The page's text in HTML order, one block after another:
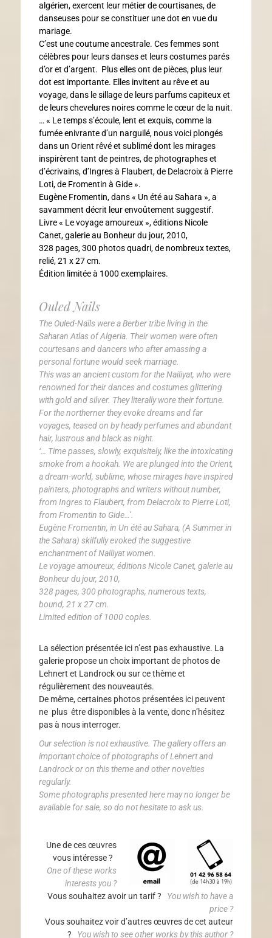
algérien, exercent leur métier de courtisanes, de
danseuses pour se constituer une dot en vue du
mariage.
C’est une coutume ancestrale. Ces femmes sont
célèbres pour leurs danses et leurs costumes parés
d’or et d’argent. Plus elles ont de pièces, plus leur
dot est importante. Elles invitent au rêve et au
voyage, dans le sillage de leurs parfums capiteux et
de leurs chevelures noires comme le cœur de la nuit.
… « Le temps s’écoule, lent et exquis, comme la
fumée enivrante d’un narguilé, nous voici plongés
dans un Orient rêvé et sublimé dont les mirages
inspirèrent tant de peintres, de photographes et
d’écrivains, d’Ingres à Flaubert, de Delacroix à Pierre
Loti, de Fromentin à Gide ».
Eugène Fromentin, dans « Un été au Sahara », a
savamment décrit leur envoûtement suggestif.
Livre « Le voyage amoureux », éditions Nicole
Canet, galerie au Bonheur du jour, 2010,
328 pages, 300 photos quadri, de nombreux textes,
relié, 21 x 27 cm.
Édition limitée à 1000 exemplaires.
Ouled Nails
The Ouled-Naïls were a Berber tribe living in the
Saharan Atlas of Algeria. Their women were often
courtesans and dancers who after amassing a
personal fortune would seek marriage.
This was an ancient custom for the Nailiyat, who were
renowned for their dances and costumes glittering
with gold and silver. They literally wore their fortune.
For the northerner they evoke dreams and far
voyages, teased on by heady perfumes and abundant
hair, lustrous and black as night.
‘… Time passes, slowly, exquisitely, like the intoxicating
smoke from a hookah. We are plunged into the Orient,
a dream-world, sublime, whose mirages have inspired
painters, photographs and writers without number,
from Ingres to Flaubert, from Delacroix to Pierre Loti,
from Fromentin to Gide…’.
Eugène Fromentin, in Un été au Sahara, (A Summer in
the Sahara) skilfully evoked the suggestive
enchantment of Nailiyat women.
Le voyage amoureux, éditions Nicole Canet, galerie au
Bonheur du jour, 2010,
328 pages, 300 photographs, numerous texts,
bound, 21 x 27 cm.
Limited edition of 1000 copies.
La sélection présentée ici n’est pas exhaustive. La
galerie propose un choix important de photos de
Lehnert et Landrock ou sur ce thème et
régulièrement des nouveautés.
De même, certaines photos présentées ici peuvent
ne plus être disponibles à la vente, donc n’hésitez
pas à nous interroger.
Our selection is not exhaustive. The gallery offers an
important choice of photographs of Lehnert and
Landrock or on this theme and other novelties
regularly.
Some photographs presented here may no longer be
available for sale, so do not hesitate to ask us.
Une de ces œuvres
vous intéresse ?
One of these works
interests you ?
Vous souhaitez avoir un tarif ? You wish to have a
price ?
Vous souhaitez voir d’autres œuvres de cet auteur
? You wish to see other works by this author ?